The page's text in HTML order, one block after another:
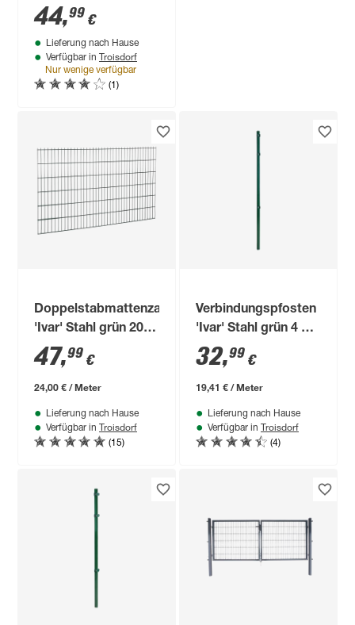
200 x 100 cm
44,99 €
Lieferung nach Hause
Verfügbar in Troisdorf
Nur wenige verfügbar
(1)
Doppelstabmattenzaun
'Ivar' Stahl grün 200
x 123 cm
47,99 €
24,00 € / Meter
Lieferung nach Hause
Verfügbar in Troisdorf
(15)
Verbindungspfosten
'Ivar' Stahl grün 4 x 4
x 170 cm
32,99 €
19,41 € / Meter
Lieferung nach Hause
Verfügbar in Troisdorf
(4)